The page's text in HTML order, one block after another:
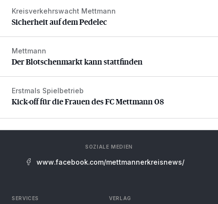
Sicherheit auf dem Pedelec
Kreisverkehrswacht Mettmann
Sicherheit auf dem Pedelec
Der Blotschenmarkt kann stattfinden
Mettmann
Der Blotschenmarkt kann stattfinden
Kick-off für die Frauen des FC Mettmann 08
Erstmals Spielbetrieb
Kick-off für die Frauen des FC Mettmann 08
SOZIALE MEDIEN
www.facebook.com/mettmannerkreisnews/
SERVICES VERLAG